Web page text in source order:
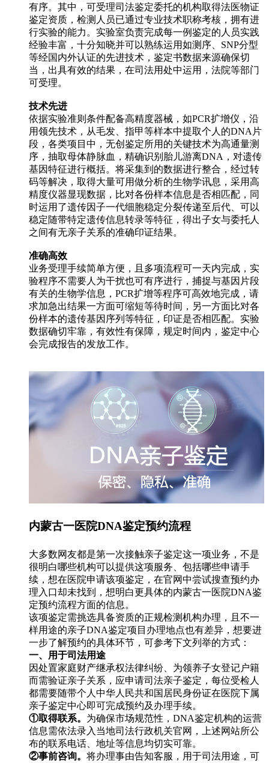
有序。其中，可受理司法鉴定委托的机构取得法医物证
鉴定资质，检测人员已通过专业技术职称考核，拥有进
行实验的能力。实验室负责完成每一例鉴定的人员实践
经验丰富，十分知晓并可以熟练运用如测序、SNP分型
等经国内外认证的先进技术，鉴定书数据来源确保切
当，出具有效的结果，在司法用处中运用，法院等部门
可受理。
技术先进
依据实验准则条件配备高精度器械，如PCR扩增仪，沿
用领先技术，从毛发、指甲等样本中提取个人的DNA片
段，各类项目中，无创鉴定所用的关键技术为高通量测
序，抽取母体静脉血，精确识别胎儿游离DNA，对遗传
基因特征进行概括。将采集到的数据进行整合，经过转
码等解决，取得大量可用做分析的生物学讯息，采用高
精度仪器显现数据，比对各份样本信息是否相匹配，同
时运用了遗传因子一代细胞稳定分裂传递至后代、可以
稳定随带特定遗传信息转录等特征，得出子女与委托人
之间有无亲子关系的准确印证结果。
准确高效
业务受理手续简单方便，且多项流程可一天内完成，实
验程序不需要人为干扰也可有序进行，捕捉与基因片段
有关的生物学信息，PCR扩增等程序可高效地完成，请
求加急出结果一方面可缩短等待时间，另一方面比对各
份样本的遗传基因序列等特征，印证是否相匹配。实验
数据确切牢靠，有效性有保障，规定时间内，鉴定中心
会完成报告的发放工作。
内蒙古一医院DNA鉴定预约流程
大多数网友都是第一次接触亲子鉴定这一项业务，不是
很明白哪些机构可以提供这项服务、包括哪些申请手
续，想在医院申请该项鉴定，在官网中尝试搜查预约办
理入口却未找到，想明白更具体的内蒙古一医院DNA鉴
定预约流程方面的信息。
该项鉴定需挑选具备资质的正规检测机构办理，且不一
样用途的亲子DNA鉴定项目办理地点也有差异，想要进
一步了解预约的具体环节，可参考下文列举的方式：
一、用于司法用途
因处置家庭财产继承权法律纠纷、为领养子女登记户籍
而需验证亲子关系，应申请司法亲子鉴定，每位受检人
都需要随带个人中华人民共和国居民身份证在医院下属
亲子鉴定中心即可完成预约及办理手续。
①取得联系。 为确保市场规范性，DNA鉴定机构的运营
信息需依法录入当地司法行政机关官网，上述网站所公
布的联系电话、地址等信息均切实可靠。
②事前咨询。 将办理事由告知客服，用于司法用途，可